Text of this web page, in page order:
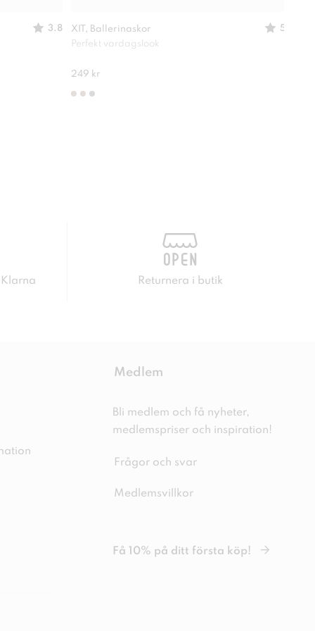
3.8 XIT, Ballerinaskor
5
Perfekt vardagslook
249 kr
Returnera i butik
Medlem
Bli medlem och få nyheter,
medlemspriser och inspiration!
Frågor och svar
Medlemsvillkor
Få 10% på ditt första köp!